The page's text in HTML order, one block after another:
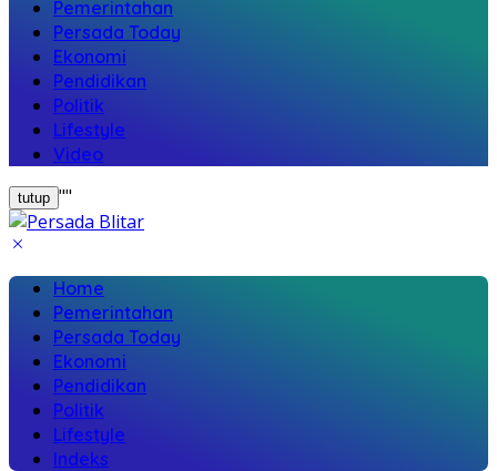
Pemerintahan
Persada Today
Ekonomi
Pendidikan
Politik
Lifestyle
Video
tutup ""
Home
Pemerintahan
Persada Today
Ekonomi
Pendidikan
Politik
Lifestyle
Indeks